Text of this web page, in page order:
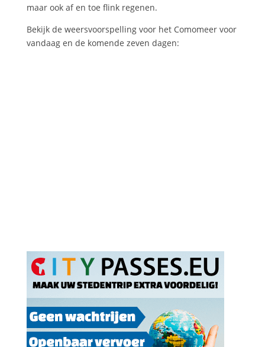
maar ook af en toe flink regenen.
Bekijk de weersvoorspelling voor het Comomeer voor
vandaag en de komende zeven dagen: